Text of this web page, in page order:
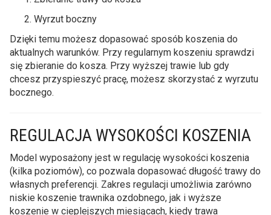
Wyrzut boczny
Dzięki temu możesz dopasować sposób koszenia do
aktualnych warunków. Przy regularnym koszeniu sprawdzi
się zbieranie do kosza. Przy wyższej trawie lub gdy
chcesz przyspieszyć pracę, możesz skorzystać z wyrzutu
bocznego.
REGULACJA WYSOKOŚCI KOSZENIA
Model wyposażony jest w regulację wysokości koszenia
(kilka poziomów), co pozwala dopasować długość trawy do
własnych preferencji. Zakres regulacji umożliwia zarówno
niskie koszenie trawnika ozdobnego, jak i wyższe
koszenie w cieplejszych miesiącach, kiedy trawa